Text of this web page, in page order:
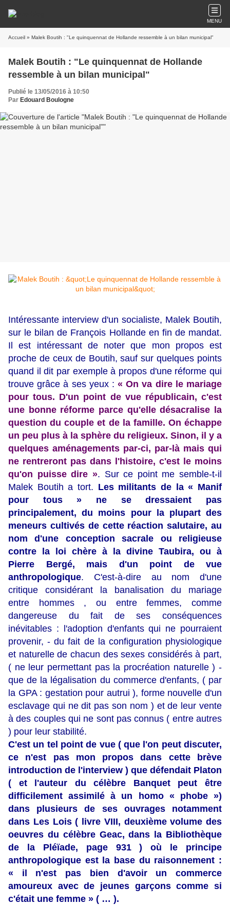
MENU
Accueil » Malek Boutih : "Le quinquennat de Hollande ressemble à un bilan municipal"
Malek Boutih : "Le quinquennat de Hollande
ressemble à un bilan municipal"
Publié le 13/05/2016 à 10:50
Par Edouard Boulogne
Intéressante interview d'un socialiste, Malek Boutih,
sur le bilan de François Hollande en fin de mandat.
Il est intéressant de noter que mon propos est
proche de ceux de Boutih, sauf sur quelques points
quand il dit par exemple à propos d'une réforme qui
trouve grâce à ses yeux :« On va dire le mariage
pour tous. D'un point de vue républicain, c'est
une bonne réforme parce qu'elle désacralise la
question du couple et de la famille. On échappe
un peu plus à la sphère du religieux. Sinon, il y a
quelques aménagements par-ci, par-là mais qui
ne rentreront pas dans l'histoire, c'est le moins
qu'on puisse dire ». Sur ce point me semble-t-il
Malek Boutih a tort. Les militants de la « Manif
pour tous » ne se dressaient pas
principalement, du moins pour la plupart des
meneurs cultivés de cette réaction salutaire, au
nom d'une conception sacrale ou religieuse
contre la loi chère à la divine Taubira, ou à
Pierre Bergé, mais d'un point de vue
anthropologique. C'est-à-dire au nom d'une
critique considérant la banalisation du mariage
entre hommes , ou entre femmes, comme
dangereuse du fait de ses conséquences
inévitables : l'adoption d'enfants qui ne pourraient
provenir, - du fait de la configuration physiologique
et naturelle de chacun des sexes considérés à part,
( ne leur permettant pas la procréation naturelle ) -
que de la légalisation du commerce d'enfants, ( par
la GPA : gestation pour autrui ), forme nouvelle d'un
esclavage qui ne dit pas son nom ) et de leur vente
à des couples qui ne sont pas connus ( entre autres
) pour leur stabilité.
C'est un tel point de vue ( que l'on peut discuter,
ce n'est pas mon propos dans cette brève
introduction de l'interview ) que défendait Platon
( et l'auteur du célèbre Banquet peut être
difficilement assimilé à un homo « phobe »)
dans plusieurs de ses ouvrages notamment
dans Les Lois ( livre VIII, deuxième volume des
oeuvres du célèbre Geac, dans la Bibliothèque
de la Pléïade, page 931 ) où le principe
anthropologique est la base du raisonnement :
« il n'est pas bien d'avoir un commerce
amoureux avec de jeunes garçons comme si
c'était une femme » ( … ).